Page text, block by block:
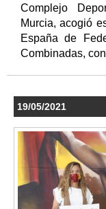
Complejo
Murcia, acogió
España de
Combinadas,
19/05/2021